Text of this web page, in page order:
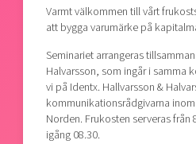
Current offers and activities
Reach out to us
Locations
Varmt välkommen till vårt
att bygga varumärke på
Seminariet arrangeras
Halvarsson, som ingår i samma
vi på Identx. Hallvarsson &
kommunikationsrådgivarna
Norden. Frukosten serveras
igång 08.30.